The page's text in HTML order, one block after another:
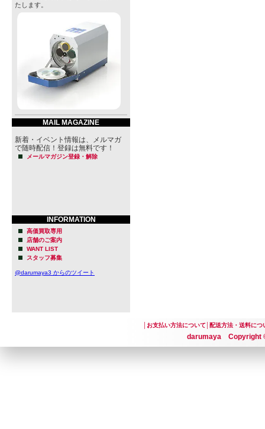
たします。
MAIL MAGAZINE
新着・イベント情報は、メルマガ
で随時配信！登録は無料です！
メールマガジン登録・解除
INFORMATION
高価買取専用
店舗のご案内
WANT LIST
スタッフ募集
@darumaya3 からのツイート
お支払い方法について│ 配送方法・送料につ
darumaya Copyright